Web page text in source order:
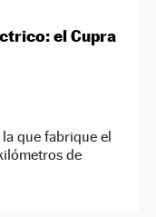
el Cupra
que fabrique el
de